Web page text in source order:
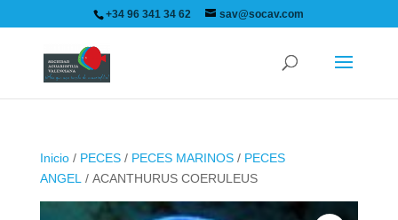
+34 96 341 34 62 sav@socav.com
Inicio/ PECES/ PECES MARINOS/ PECES
ANGEL / ACANTHURUS COERULEUS